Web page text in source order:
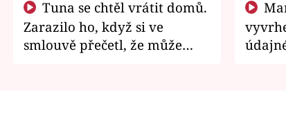
Zarazilo ho, když si ve
smlouvě přečetl, že může